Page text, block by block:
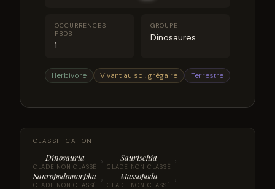
OCCURRENCES
PBDB
1
GROUPE
Dinosaures
Herbivore Vivant au sol, grégaire Terrestre
CLASSIFICATION
Dinosauria
CLADE NON CLASSÉ › Saurischia
CLADE NON CLASSÉ ›
Sauropodomorpha
CLADE NON CLASSÉ › Massopoda
CLADE NON CLASSÉ ›